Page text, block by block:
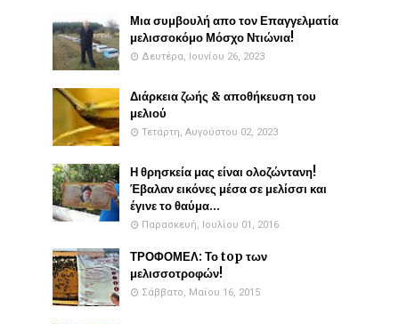
Μια συμβουλή απο τον Επαγγελματία
μελισσοκόμο Μόσχο Ντιώνια!
Δευτέρα, Ιουνίου 26, 2023
Διάρκεια ζωής & αποθήκευση του
μελιού
Τετάρτη, Αυγούστου 02, 2023
Η θρησκεία μας είναι ολοζώντανη!
Έβαλαν εικόνες μέσα σε μελίσσι και
έγινε το θαύμα...
Παρασκευή, Ιουλίου 01, 2016
ΤΡΟΦΟΜΕΛ: Το top των
μελισσοτροφών!
Σάββατο, Μαΐου 16, 2015